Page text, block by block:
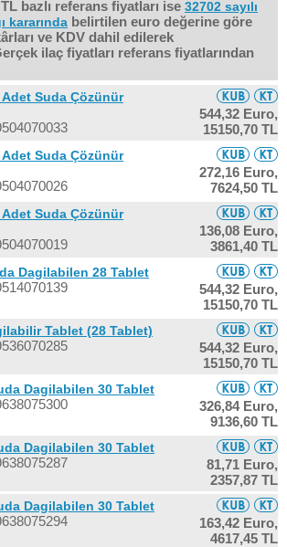
bazlı referans fiyatları ise 32702 sayılı
kararında belirtilen euro değerine göre
ve KDV dahil edilerek
ilaç fiyatları referans fiyatlarından
Suda Çözünür
544,32 Euro,
15150,70 TL
Suda Çözünür
272,16 Euro,
7624,50 TL
Suda Çözünür
136,08 Euro,
3861,40 TL
Dagilabilen 28 Tablet
544,32 Euro,
15150,70 TL
Tablet (28 Tablet)
544,32 Euro,
15150,70 TL
Dagilabilen 30 Tablet
326,84 Euro,
9136,60 TL
Dagilabilen 30 Tablet
81,71 Euro,
2357,87 TL
Dagilabilen 30 Tablet
163,42 Euro,
4617,45 TL